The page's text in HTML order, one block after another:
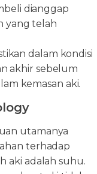
dianggap
yang telah
dalam kondisi
akhir sebelum
kemasan aki.
utamanya
terhadap
aki adalah suhu.